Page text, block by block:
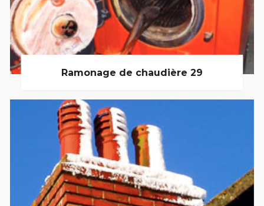
Ramonage de chaudière 29